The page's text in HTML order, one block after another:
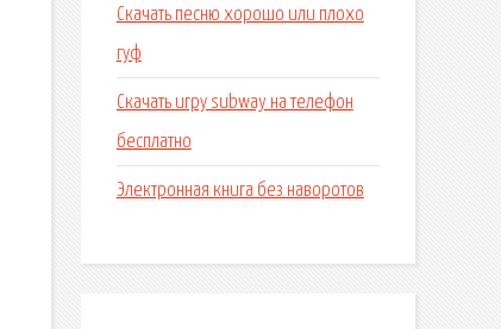
Скачать песню хорошо или плохо
гуф
Скачать игру subway на телефон
бесплатно
Электронная книга без наворотов